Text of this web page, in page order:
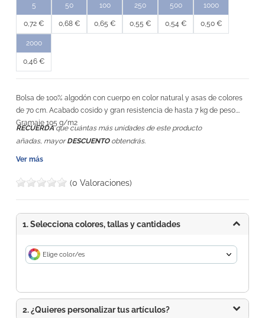
5
0,72 €
50
0,68 €
100
0,65 €
250
0,55 €
500
0,54 €
1000
0,50 €
2000
0,46 €
Bolsa de 100% algodón con cuerpo en color natural y asas de colores
de 70 cm. Acabado cosido y gran resistencia de hasta 7 kg de peso.
Gramaje 105 g/m2
RECUERDAque cuántas más unidades de este producto
añadas, mayorDESCUENTOobtendrás.
Ver más
(0 Valoraciones)
1. Selecciona colores, tallas y cantidades
Elige color/es
2. ¿Quieres personalizar tus artículos?